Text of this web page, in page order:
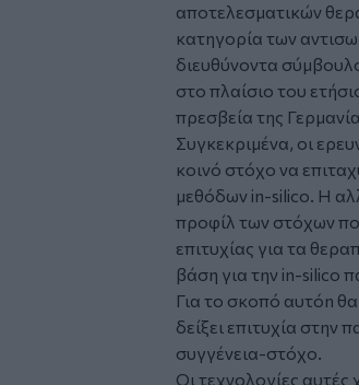
αποτελεσματικών
κατηγορία των
διευθύνοντα
στο πλαίσιο του
πρεσβεία της
Συγκεκριμένα, οι
κοινό στόχο να
μεθόδων in-silico. Η
προφίλ των στόχων
επιτυχίας για τα
βάση για την in-silico
Για το σκοπό αυτόn
δείξει επιτυχία στην
συγγένεια-στόχο.
Οι τεχνολογίες